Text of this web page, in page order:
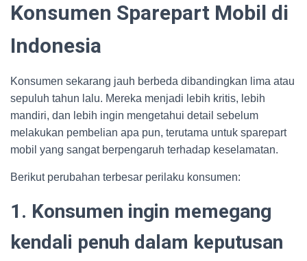
Konsumen Sparepart Mobil di
Indonesia
Konsumen sekarang jauh berbeda dibandingkan lima atau
sepuluh tahun lalu. Mereka menjadi lebih kritis, lebih
mandiri, dan lebih ingin mengetahui detail sebelum
melakukan pembelian apa pun, terutama untuk sparepart
mobil yang sangat berpengaruh terhadap keselamatan.
Berikut perubahan terbesar perilaku konsumen:
1. Konsumen ingin memegang
kendali penuh dalam keputusan